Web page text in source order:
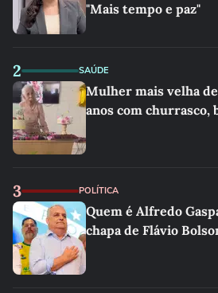
"Mais tempo e paz"
2 SAÚDE
Mulher mais velha
anos com churrasco,
3 POLÍTICA
Quem é Alfredo
chapa de Flávio